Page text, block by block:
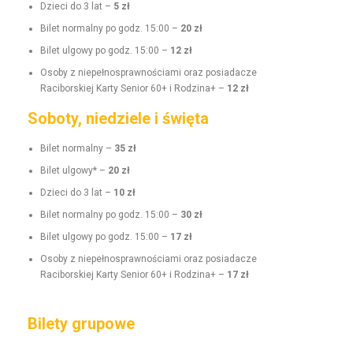
Dzieci do 3 lat – 5 zł
Bilet nor­mal­ny po godz. 15:00 – 20 zł
Bilet ulgo­wy po godz. 15:00 – 12 zł
Oso­by z niepełnosprawnoś­ci­a­mi oraz posi­adacze
Raci­borskiej Kar­ty Senior 60+ i Rodz­i­na+ – 12 zł
Soboty, niedziele i święta
Bilet nor­mal­ny – 35 zł
Bilet ulgo­wy* – 20 zł
Dzieci do 3 lat – 10 zł
Bilet nor­mal­ny po godz. 15:00 – 30 zł
Bilet ulgo­wy po godz. 15:00 – 17 zł
Oso­by z niepełnosprawnoś­ci­a­mi oraz posi­adacze
Raci­borskiej Kar­ty Senior 60+ i Rodz­i­na+ – 17 zł
Bilety grupowe